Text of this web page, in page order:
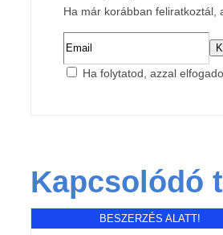
Ha már korábban feliratkoztál,
Ha folytatod, azzal
Kapcsolódó
BESZERZÉS ALATT!